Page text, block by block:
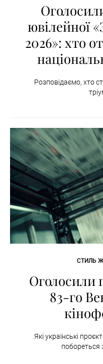
ювілейної
2026»: хто
Розповідаємо, хто
СТИЛЬ
Оголосили
83-го
Які українські
побореться